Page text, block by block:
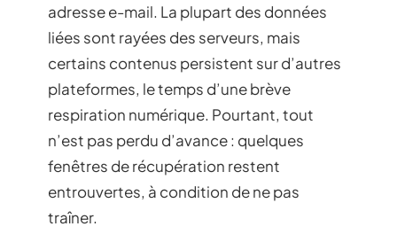
adresse e-mail. La plupart des données
liées sont rayées des serveurs, mais
certains contenus persistent sur d’autres
plateformes, le temps d’une brève
respiration numérique. Pourtant, tout
n’est pas perdu d’avance : quelques
fenêtres de récupération restent
entrouvertes, à condition de ne pas
traîner.